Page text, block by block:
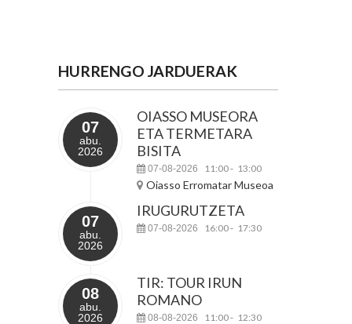
HURRENGO JARDUERAK
07
abu.
2026
OIASSO MUSEORA
ETA TERMETARA
BISITA
07-08-2026 11:00- 13:00
Oiasso Erromatar Museoa
07
abu.
2026
IRUGURUTZETA
07-08-2026 16:00- 17:30
08
abu.
2026
TIR: TOUR IRUN
ROMANO
08-08-2026 11:00- 12:30